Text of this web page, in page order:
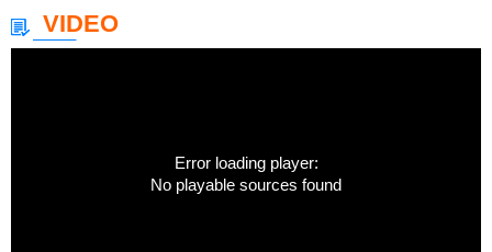
VIDEO
Error loading player:
No playable sources found